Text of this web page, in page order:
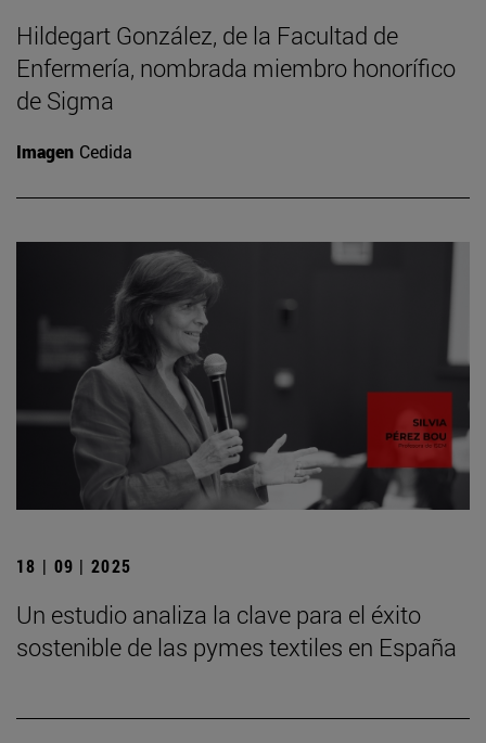
Hildegart González, de la Facultad de
Enfermería, nombrada miembro honorífico
de Sigma
Imagen Cedida
18 | 09 | 2025
Un estudio analiza la clave para el éxito
sostenible de las pymes textiles en España